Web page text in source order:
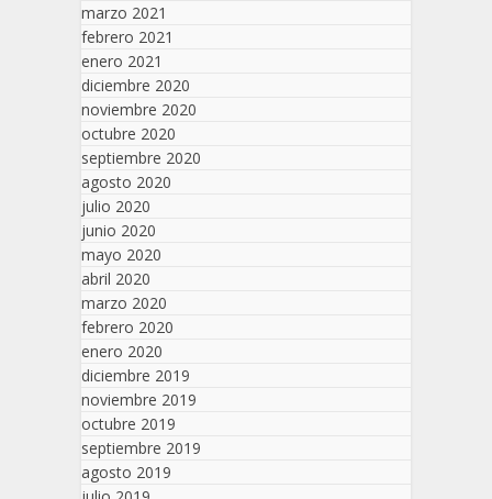
marzo 2021
febrero 2021
enero 2021
diciembre 2020
noviembre 2020
octubre 2020
septiembre 2020
agosto 2020
julio 2020
junio 2020
mayo 2020
abril 2020
marzo 2020
febrero 2020
enero 2020
diciembre 2019
noviembre 2019
octubre 2019
septiembre 2019
agosto 2019